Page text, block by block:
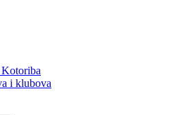
i klubova